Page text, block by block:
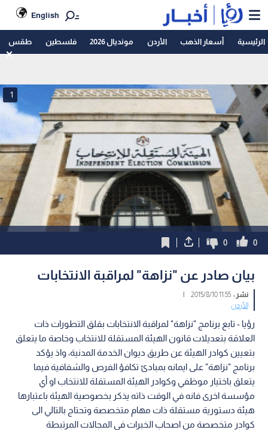
English
الرئيسية أسعار الذهب الأردن مونديال 2026 فلسطين طقس
1
0
0
بيان صادر عن "نزاهة" لمراقبة الانتخابات
نشر :11:55 2015/8/10
|
الأردن
رؤيا - تابع برنامج "نزاهة" لمراقبة الانتخابات بقلق التطورات ذات
العلاقة بتعديلات قانون الهيئة المستقلة للانتخاب وخاصة ما يتعلق
بتعيين كوادر الهيئة عن طريق ديوان الخدمة المدنية، واذ يؤكد
برنامج "نزاهة" على ايمانه بمبادئ تكافؤ الفرص والشفافية فيما
يتعلق باختيار موظفي وكوادر الهيئة المستقلة للانتخاب او أي
مؤسسة اخرى فانه في الوقت ذاته يذكر بخصوصية الهيئة باعتبارها
هيئة دستورية مستقلة ذات مهام متخصصة وتحتاج بالتالي الى
كوادر متخصصة من اصحاب الخبرات في المجالات المرتبطة